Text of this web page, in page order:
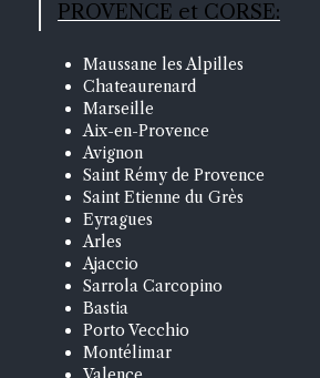
PROVENCE et CORSE:
Maussane les Alpilles
Chateaurenard
Marseille
Aix-en-Provence
Avignon
Saint Rémy de Provence
Saint Etienne du Grès
Eyragues
Arles
Ajaccio
Sarrola Carcopino
Bastia
Porto Vecchio
Montélimar